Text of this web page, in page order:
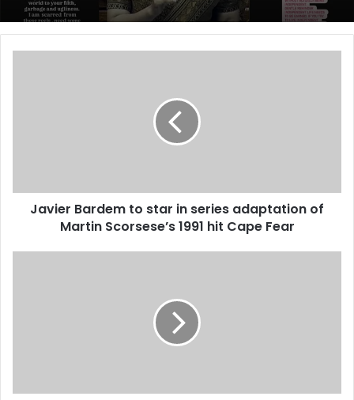
Martin
Scorsese’s
Javier Bardem to star in series adaptation of
Martin Scorsese’s 1991 hit Cape Fear
Virat